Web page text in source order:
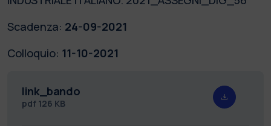
Scadenza: 24-09-2021
Colloquio: 11-10-2021
link_bando
pdf 126 KB